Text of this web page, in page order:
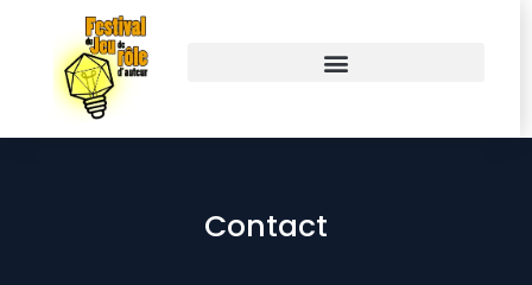
Contact